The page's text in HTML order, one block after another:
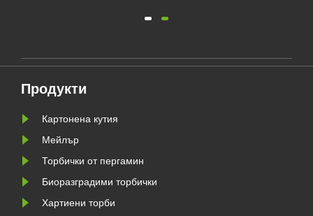
да
Glassine Paper Bag. Проектиран
торбички, новият продукт
Продукти
Картонена кутия
Мейлър
Торбички от пергамин
Биоразградими торбички
Хартиени торби